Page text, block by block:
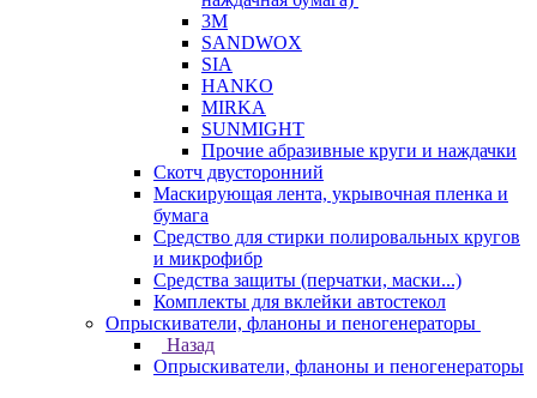
3М
SANDWOX
SIA
HANKO
MIRKA
SUNMIGHT
Прочие абразивные круги и наждачки
Скотч двусторонний
Маскирующая лента, укрывочная пленка и
бумага
Средство для стирки полировальных кругов
и микрофибр
Средства защиты (перчатки, маски...)
Комплекты для вклейки автостекол
Опрыскиватели, фланоны и пеногенераторы
Назад
Опрыскиватели, фланоны и пеногенераторы